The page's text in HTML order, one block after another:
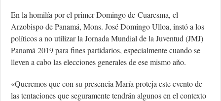
En la homilía por el primer Domingo de Cuaresma, el
Arzobispo de Panamá, Mons. José Domingo Ulloa, instó a los
políticos a no utilizar la Jornada Mundial de la Juventud (JMJ)
Panamá 2019 para fines partidarios, especialmente cuando se
lleven a cabo las elecciones generales de ese mismo año.
«Queremos que con su presencia María proteja este evento de
las tentaciones que seguramente tendrán algunos en el contexto